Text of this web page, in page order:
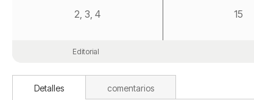
2, 3, 4 15
Editorial
Detalles comentarios